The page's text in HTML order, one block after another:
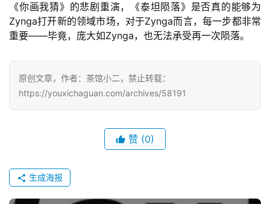
海
站
中
文
(
《你画我猜》的悲剧重演，《泰坦陨落》是否真的能够为
Zynga打开新的领域市场，对于Zynga而言，每一步都非常
重要——毕竟，庞大如Zynga，也无法承受再一次陨落。
原创文章，作者：茶馆小二，禁止转载：
https://youxichaguan.com/archives/58191
赞 (0)
生成海报